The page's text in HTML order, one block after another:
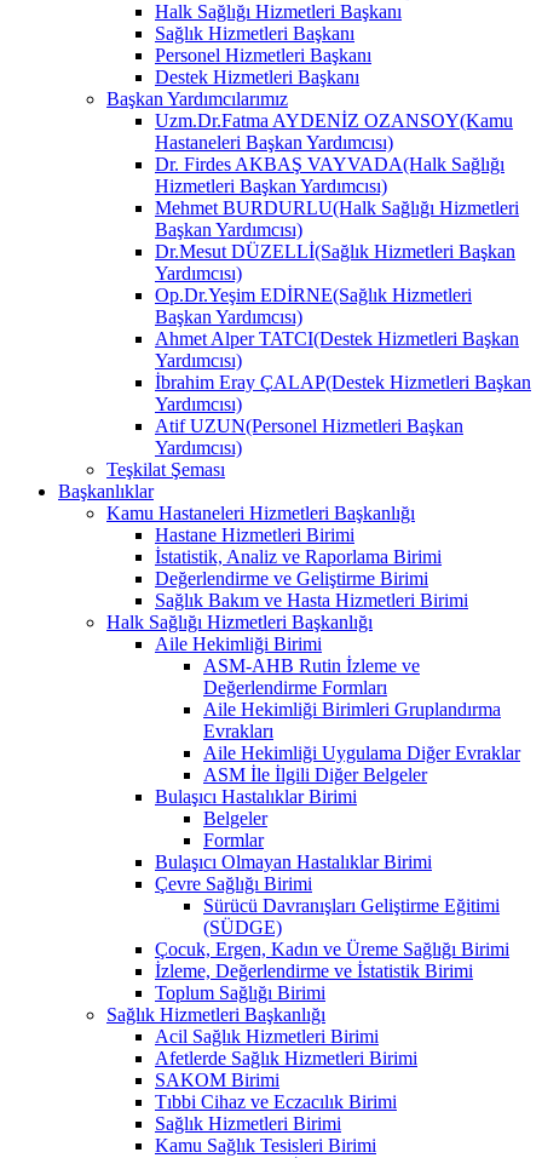
Halk Sağlığı Hizmetleri Başkanı
Sağlık Hizmetleri Başkanı
Personel Hizmetleri Başkanı
Destek Hizmetleri Başkanı
Başkan Yardımcılarımız
Uzm.Dr.Fatma AYDENİZ OZANSOY(Kamu
Hastaneleri Başkan Yardımcısı)
Dr. Firdes AKBAŞ VAYVADA(Halk Sağlığı
Hizmetleri Başkan Yardımcısı)
Mehmet BURDURLU(Halk Sağlığı Hizmetleri
Başkan Yardımcısı)
Dr.Mesut DÜZELLİ(Sağlık Hizmetleri Başkan
Yardımcısı)
Op.Dr.Yeşim EDİRNE(Sağlık Hizmetleri
Başkan Yardımcısı)
Ahmet Alper TATCI(Destek Hizmetleri Başkan
Yardımcısı)
İbrahim Eray ÇALAP(Destek Hizmetleri Başkan
Yardımcısı)
Atif UZUN(Personel Hizmetleri Başkan
Yardımcısı)
Teşkilat Şeması
Başkanlıklar
Kamu Hastaneleri Hizmetleri Başkanlığı
Hastane Hizmetleri Birimi
İstatistik, Analiz ve Raporlama Birimi
Değerlendirme ve Geliştirme Birimi
Sağlık Bakım ve Hasta Hizmetleri Birimi
Halk Sağlığı Hizmetleri Başkanlığı
Aile Hekimliği Birimi
ASM-AHB Rutin İzleme ve
Değerlendirme Formları
Aile Hekimliği Birimleri Gruplandırma
Evrakları
Aile Hekimliği Uygulama Diğer Evraklar
ASM İle İlgili Diğer Belgeler
Bulaşıcı Hastalıklar Birimi
Belgeler
Formlar
Bulaşıcı Olmayan Hastalıklar Birimi
Çevre Sağlığı Birimi
Sürücü Davranışları Geliştirme Eğitimi
(SÜDGE)
Çocuk, Ergen, Kadın ve Üreme Sağlığı Birimi
İzleme, Değerlendirme ve İstatistik Birimi
Toplum Sağlığı Birimi
Sağlık Hizmetleri Başkanlığı
Acil Sağlık Hizmetleri Birimi
Afetlerde Sağlık Hizmetleri Birimi
SAKOM Birimi
Tıbbi Cihaz ve Eczacılık Birimi
Sağlık Hizmetleri Birimi
Kamu Sağlık Tesisleri Birimi